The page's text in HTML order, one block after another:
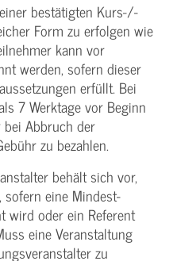
bestätigten Kurs-/­
Form zu erfolgen wie
kann vor
werden, sofern dieser
erfüllt. Bei
7 Werktage vor Beginn
Abbruch der
zu bezahlen.
behält sich vor,
sofern eine Mindest­
wird oder ein Referent
eine Veranstaltung
zu